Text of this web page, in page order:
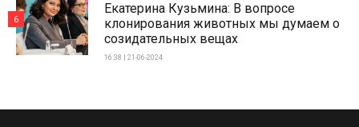
Екатерина Кузьмина: В вопросе
клонирования животных мы думаем о
созидательных вещах
16:38 | 21-06-2024
6